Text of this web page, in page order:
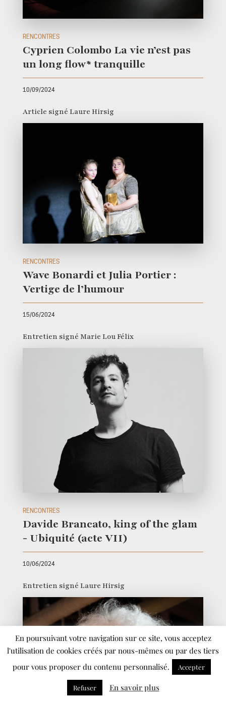
RENCONTRES
Cyprien Colombo La vie n’est pas
un long flow* tranquille
10/09/2024
Article signé Laure Hirsig
RENCONTRES
Wave Bonardi et Julia Portier :
Vertige de l’humour
15/06/2024
Entretien signé Marie Lou Félix
RENCONTRES
Davide Brancato, king of the glam
- Ubiquité (acte VII)
10/06/2024
Entretien signé Laure Hirsig
En poursuivant votre navigation sur ce site, vous acceptez
l'utilisation de cookies créés par nous-mêmes ou par des tiers
pour vous proposer du contenu personnalisé.
Accepter
Refuser En savoir plus